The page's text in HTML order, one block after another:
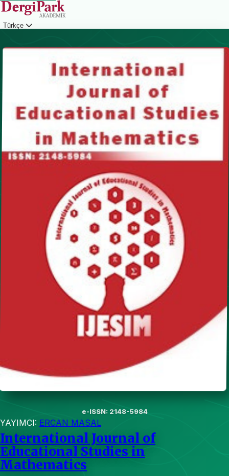
Türkçe
e-ISSN: 2148-5984
YAYIMCI: ERCAN MASAL
International Journal of
Educational Studies in
Mathematics